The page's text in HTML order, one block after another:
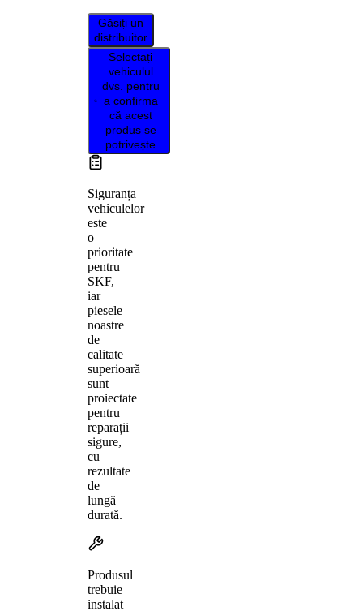
Găsiți un
distribuitor
Selectați
vehiculul
dvs. pentru
a confirma
că acest
produs se
potrivește
Siguranța
vehiculelor
este
o
prioritate
pentru
SKF,
iar
piesele
noastre
de
calitate
superioară
sunt
proiectate
pentru
reparații
sigure,
cu
rezultate
de
lungă
durată.
Produsul
trebuie
instalat